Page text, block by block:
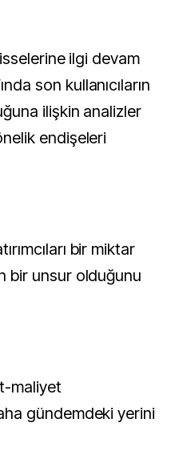
ilgi devam
son kullanıcıların
ilişkin analizler
endişeleri
bir miktar
bir unsur olduğunu
maliyet
gündemdeki yerini